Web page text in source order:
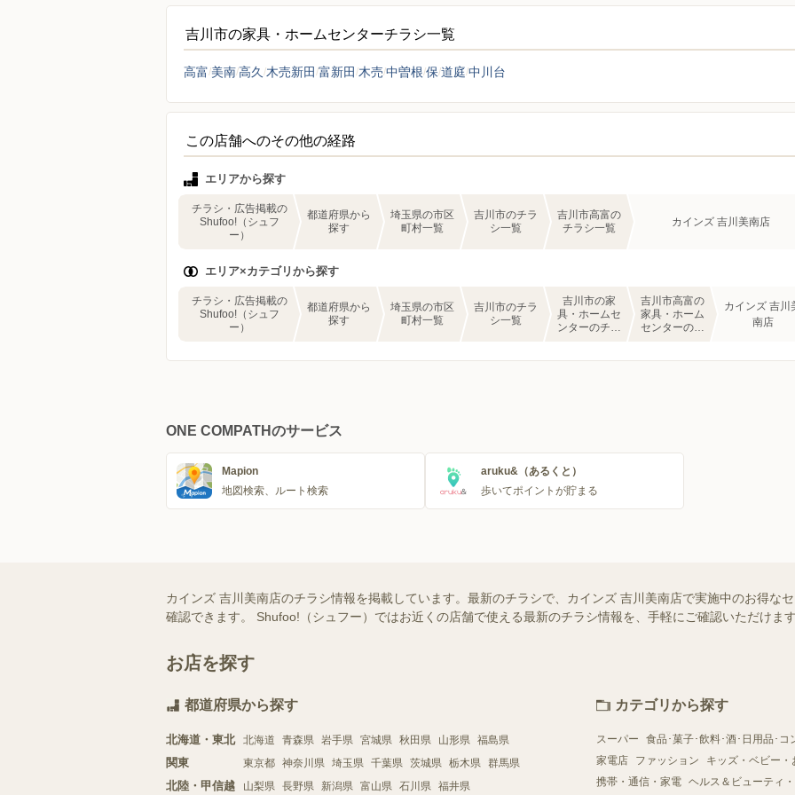
吉川市の家具・ホームセンターチラシ一覧
高富 美南高久 木売新田 富新田 木売 中曽根 保 道庭 中川台
この店舗へのその他の経路
エリアから探す
チラシ・広告掲載の
Shufoo!（シュフ
ー）
都道府県から
探す
埼玉県の市区
町村一覧
吉川市のチラ
シ一覧
吉川市高富の
チラシ一覧
カインズ 吉川美南店
エリア×カテゴリから探す
チラシ・広告掲載の
Shufoo!（シュフ
ー）
都道府県から
探す
埼玉県の市区
町村一覧
吉川市のチラ
シ一覧
吉川市の家
具・ホームセ
ンターのチラ
吉川市高富の
家具・ホーム
センターのチ
カインズ 吉川
南店
ONE COMPATHのサービス
Mapion
地図検索、ルート検索
aruku&（あるくと）
歩いてポイントが貯まる
カインズ 吉川美南店のチラシ情報を掲載しています。最新のチラシで、カインズ 吉川美南店で実施中のお得な
確認できます。 Shufoo!（シュフー）ではお近くの店舗で使える最新のチラシ情報を、手軽にご確認いただけま
お店を探す
都道府県から探す
北海道・東北 北海道 青森県 岩手県 宮城県 秋田県 山形県 福島県
関東 東京都 神奈川県 埼玉県 千葉県 茨城県 栃木県 群馬県
北陸・甲信越 山梨県 長野県 新潟県 富山県 石川県 福井県
カテゴリから探す
スーパー
食品･菓子･飲料･酒･日用品･コ
家電店
ファッション
キッズ・ベビー・
携帯・通信・家電 ヘルス＆ビューティ